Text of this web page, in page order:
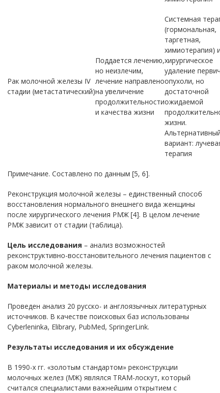
Рак молочной железы IV
стадии (метастатический)
Поддается лечению,
но неизлечим,
лечение направлено
на увеличение
продолжительности
и качества жизни
Системная
(гормональная,
таргетная,
химиотерапия)
хирургическое
удаление
опухоли, но
достаточной
ожидаемой
жизни.
вариант:
терапия
Примечание. Составлено по данным [5, 6].
Реконструкция молочной железы – единственный способ
восстановления нормального внешнего вида женщины
после хирургического лечения РМЖ [4]. В целом лечение
РМЖ зависит от стадии (таблица).
Цель исследования – анализ возможностей
реконструктивно-восстановительного лечения пациентов с
раком молочной железы.
Материалы и методы исследования
Проведен анализ 20 русско- и англоязычных литературных
источников. В качестве поисковых баз использованы
Cyberleninka, Elibrary, PubMed, SpringerLink.
Результаты исследования и их обсуждение
В 1990-х гг. «золотым стандартом» реконструкции
молочных желез (МЖ) являлся TRAM-лоскут, который
считался специалистами важнейшим открытием с